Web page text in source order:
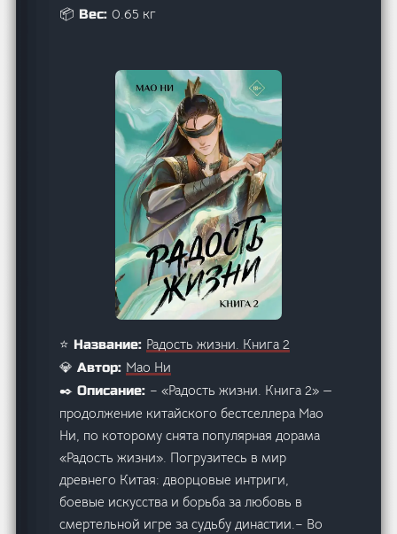
📦 Вес:0.65 кг
⭐ Название: Радость жизни. Книга 2
💎 Автор: Мао Ни
✒️ Описание: – «Радость жизни. Книга 2» —
продолжение китайского бестселлера Мао
Ни, по которому снята популярная дорама
«Радость жизни». Погрузитесь в мир
древнего Китая: дворцовые интриги,
боевые искусства и борьба за любовь в
смертельной игре за судьбу династии.– Во